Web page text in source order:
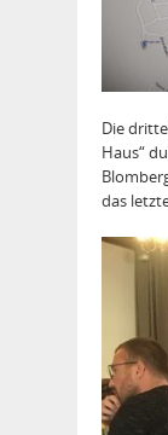
Die
Haus“
das